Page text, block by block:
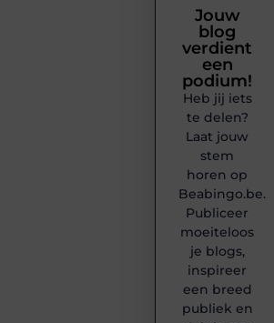
Jouw
blog
verdient
een
podium!
Heb jij iets
te delen?
Laat jouw
stem
horen op
Beabingo.be.
Publiceer
moeiteloos
je blogs,
inspireer
een breed
publiek en